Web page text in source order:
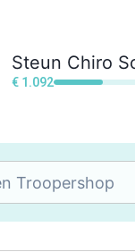
Steun Chiro
€ 1.092